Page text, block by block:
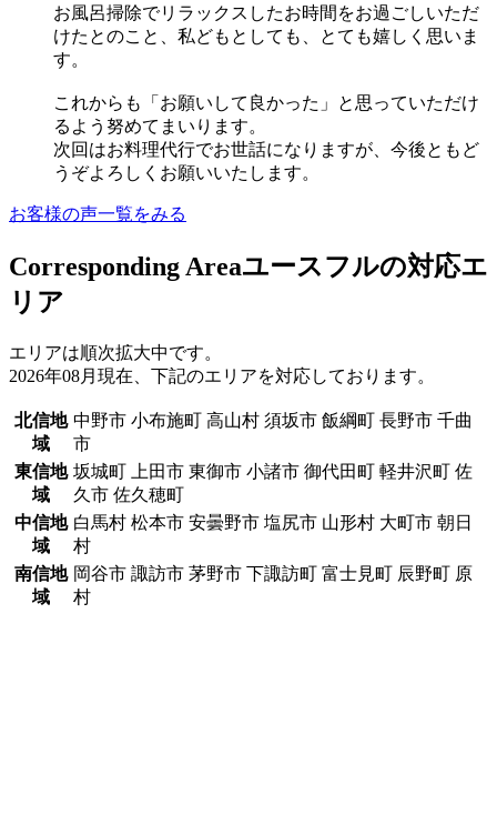
お風呂掃除でリラックスしたお時間をお過ごしいただ
けたとのこと、私どもとしても、とても嬉しく思いま
す。
これからも「お願いして良かった」と思っていただけ
るよう努めてまいります。
次回はお料理代行でお世話になりますが、今後ともど
うぞよろしくお願いいたします。
お客様の声一覧をみる
Corresponding Areaユースフルの対応エ
リア
エリアは順次拡大中です。
2026年08月現在、下記のエリアを対応しております。
北信地
域
中野市 小布施町 高山村 須坂市 飯綱町 長野市 千曲
市
東信地
域
坂城町 上田市 東御市 小諸市 御代田町 軽井沢町 佐
久市 佐久穂町
中信地
域
白馬村 松本市 安曇野市 塩尻市 山形村 大町市 朝日
村
南信地
域
岡谷市 諏訪市 茅野市 下諏訪町 富士見町 辰野町 原
村